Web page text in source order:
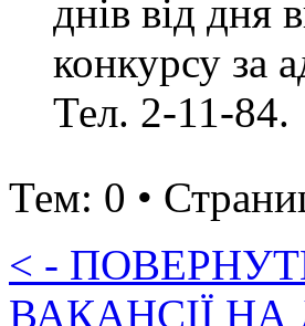
днів від дня
конкурсу за
Тел. 2-11-84.
Тем: 0 •
< -
ВАКАНСІЇ